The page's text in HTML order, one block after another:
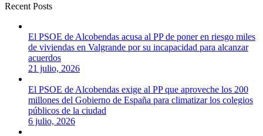
Recent Posts
El PSOE de Alcobendas acusa al PP de poner en riesgo miles
de viviendas en Valgrande por su incapacidad para alcanzar
acuerdos
21 julio, 2026
El PSOE de Alcobendas exige al PP que aproveche los 200
millones del Gobierno de España para climatizar los colegios
públicos de la ciudad
6 julio, 2026